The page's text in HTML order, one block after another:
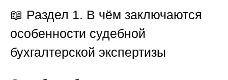
📖 Раздел 1. В чём заключаются
особенности судебной
бухгалтерской экспертизы